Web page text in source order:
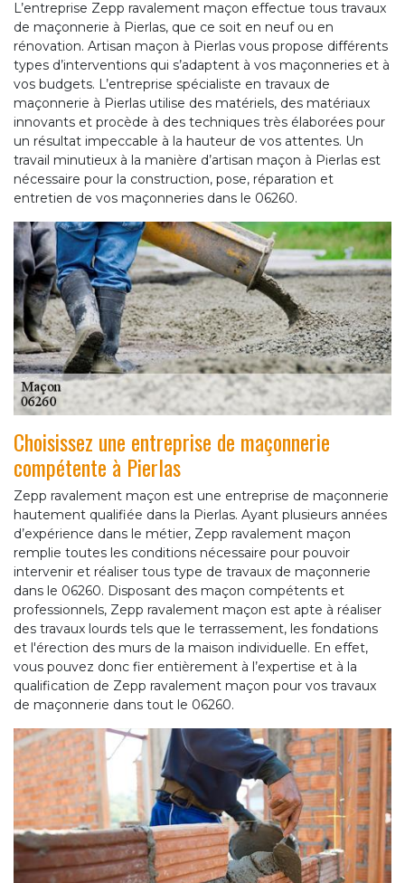
L’entreprise Zepp ravalement maçon effectue tous travaux
de maçonnerie à Pierlas, que ce soit en neuf ou en
rénovation. Artisan maçon à Pierlas vous propose différents
types d’interventions qui s’adaptent à vos maçonneries et à
vos budgets. L’entreprise spécialiste en travaux de
maçonnerie à Pierlas utilise des matériels, des matériaux
innovants et procède à des techniques très élaborées pour
un résultat impeccable à la hauteur de vos attentes. Un
travail minutieux à la manière d’artisan maçon à Pierlas est
nécessaire pour la construction, pose, réparation et
entretien de vos maçonneries dans le 06260.
Choisissez une entreprise de maçonnerie
compétente à Pierlas
Zepp ravalement maçon est une entreprise de maçonnerie
hautement qualifiée dans la Pierlas. Ayant plusieurs années
d’expérience dans le métier, Zepp ravalement maçon
remplie toutes les conditions nécessaire pour pouvoir
intervenir et réaliser tous type de travaux de maçonnerie
dans le 06260. Disposant des maçon compétents et
professionnels, Zepp ravalement maçon est apte à réaliser
des travaux lourds tels que le terrassement, les fondations
et l'érection des murs de la maison individuelle. En effet,
vous pouvez donc fier entièrement à l’expertise et à la
qualification de Zepp ravalement maçon pour vos travaux
de maçonnerie dans tout le 06260.